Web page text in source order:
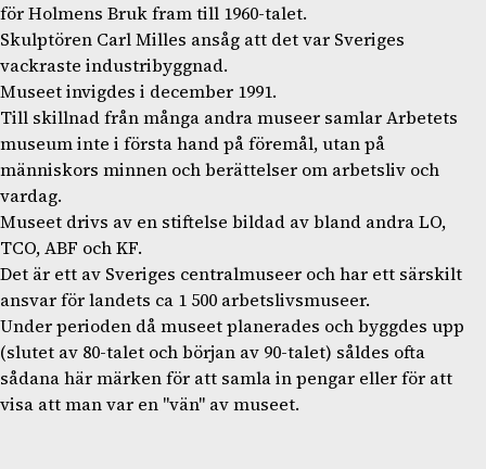
för Holmens Bruk fram till 1960-talet.
Skulptören Carl Milles ansåg att det var Sveriges
vackraste industribyggnad.
Museet invigdes i december 1991.
Till skillnad från många andra museer samlar Arbetets
museum inte i första hand på föremål, utan på
människors minnen och berättelser om arbetsliv och
vardag.
Museet drivs av en stiftelse bildad av bland andra LO,
TCO, ABF och KF.
Det är ett av Sveriges centralmuseer och har ett särskilt
ansvar för landets ca 1 500 arbetslivsmuseer.
Under perioden då museet planerades och byggdes upp
(slutet av 80-talet och början av 90-talet) såldes ofta
sådana här märken för att samla in pengar eller för att
visa att man var en "vän" av museet.